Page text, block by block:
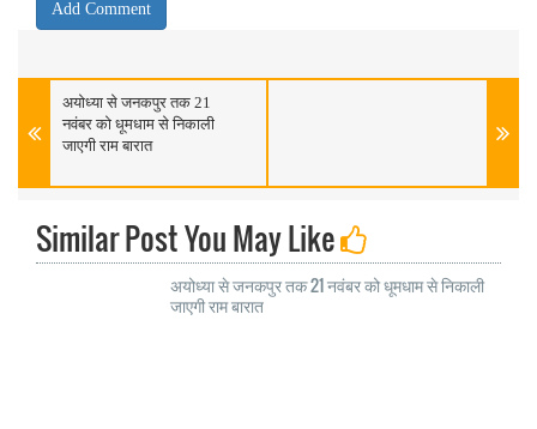
अयोध्या से जनकपुर तक 21
नवंबर को धूमधाम से निकाली
जाएगी राम बारात
Similar Post You May Like
अयोध्या से जनकपुर तक 21 नवंबर को धूमधाम से निकाली
जाएगी राम बारात